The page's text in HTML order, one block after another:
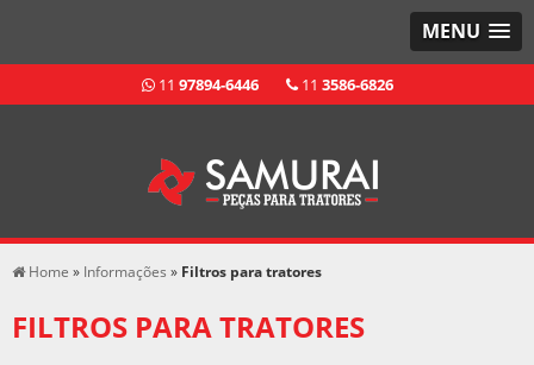
MENU
11 97894-6446 11 3586-6826
Home » Informações » Filtros para tratores
FILTROS PARA TRATORES